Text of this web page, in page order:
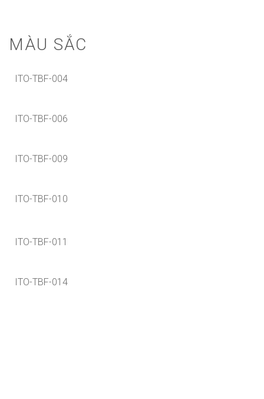
MÀU SẮC
ITO-TBF-004
ITO-TBF-006
ITO-TBF-009
ITO-TBF-010
ITO-TBF-011
ITO-TBF-014